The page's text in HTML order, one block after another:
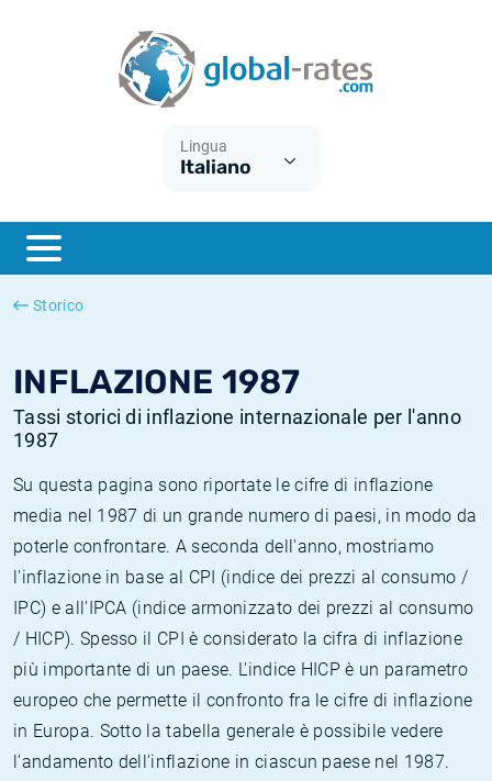
Lingua
Italiano
Storico
INFLAZIONE 1987
Tassi storici di inflazione internazionale per l'anno
1987
Su questa pagina sono riportate le cifre di inflazione
media nel 1987 di un grande numero di paesi, in modo da
poterle confrontare. A seconda dell'anno, mostriamo
l'inflazione in base al CPI (indice dei prezzi al consumo /
IPC) e all'IPCA (indice armonizzato dei prezzi al consumo
/ HICP). Spesso il CPI è considerato la cifra di inflazione
più importante di un paese. L'indice HICP è un parametro
europeo che permette il confronto fra le cifre di inflazione
in Europa. Sotto la tabella generale è possibile vedere
l'andamento dell'inflazione in ciascun paese nel 1987.
ESTER
SONIA
Cos'è l'inflazione CPI?
Cos'è l'inflazione HICP?
Inflazione Italia
Inflazione Stati Uniti
Tassi storici Euribor
Tassi storici di SONIA
Tassi storici di TONAR
Calcolatore dell’inflazione